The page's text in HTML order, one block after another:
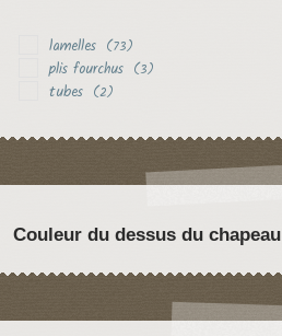
lamelles (73)
plis fourchus (3)
tubes (2)
Couleur du dessus du chapeau